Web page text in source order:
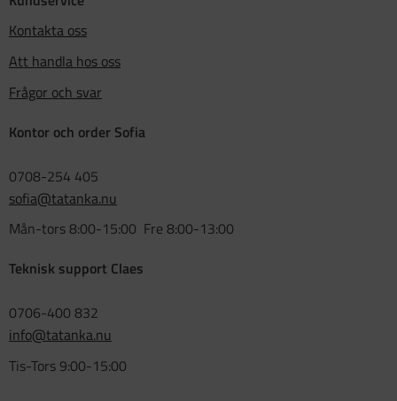
Kontakta oss
Att handla hos oss
Frågor och svar
Kontor och order Sofia
0708-254 405
sofia@tatanka.nu
Mån-tors 8:00-15:00 Fre 8:00-13:00
Teknisk support Claes
0706-400 832
info@tatanka.nu
Tis-Tors 9:00-15:00